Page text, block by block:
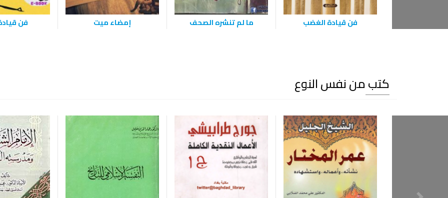
فن قيادة الغضب ما لم تنشره الصحف إمضاء ميت فن
كتب من نفس النوع